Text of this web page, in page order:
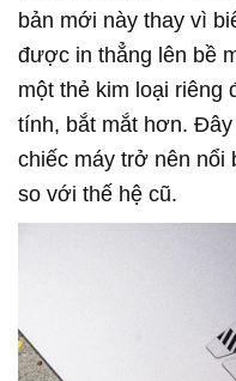
bản mới này thay vì
được in thẳng lên bề
một thẻ kim loại riêng
tính, bắt mắt hơn.
chiếc máy trở nên nổi
so với thế hệ cũ.